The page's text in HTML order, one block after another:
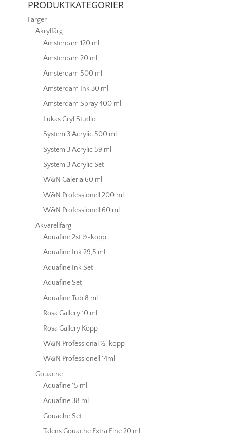
PRODUKTKATEGORIER
Färger
Akrylfärg
Amsterdam 120 ml
Amsterdam 20 ml
Amsterdam 500 ml
Amsterdam Ink 30 ml
Amsterdam Spray 400 ml
Lukas Cryl Studio
System 3 Acrylic 500 ml
System 3 Acrylic 59 ml
System 3 Acrylic Set
W&N Galeria 60 ml
W&N Professionell 200 ml
W&N Professionell 60 ml
Akvarellfärg
Aquafine 2st ½-kopp
Aquafine Ink 29,5 ml
Aquafine Ink Set
Aquafine Set
Aquafine Tub 8 ml
Rosa Gallery 10 ml
Rosa Gallery Kopp
W&N Professional ½-kopp
W&N Professionell 14ml
Gouache
Aquafine 15 ml
Aquafine 38 ml
Gouache Set
Talens Gouache Extra Fine 20 ml